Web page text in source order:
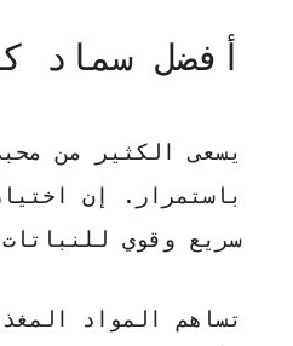
أفضل سماد
يسعى الكثير من
باستمرار. إن
سريع وقوي
تساهم المواد